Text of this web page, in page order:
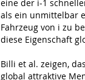
eine der i-1
als ein unmittelbar
Fahrzeug von i zu
diese Eigenschaft
Billi et al. zeigen,
global attraktive